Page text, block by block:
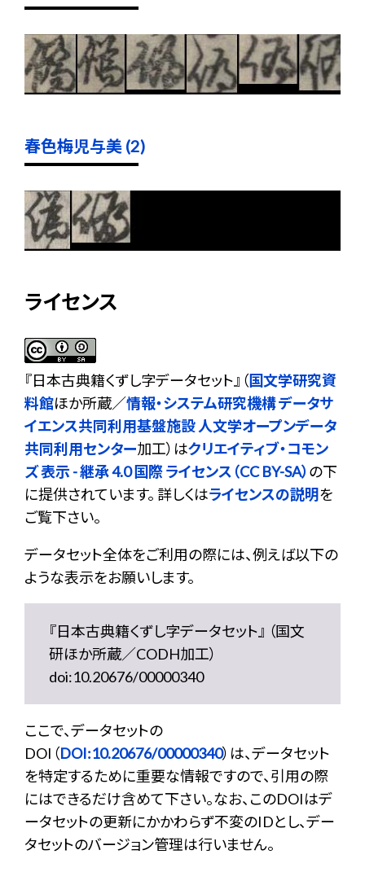
春色梅児与美 (2)
ライセンス
『日本古典籍くずし字データセット 』（国文学研究資
料館ほか所蔵／情報・システム研究機構 データサ
イエンス共同利用基盤施設 人文学オープンデータ
共同利用センター加工）はクリエイティブ・コモン
ズ 表示 - 継承 4.0 国際 ライセンス（CC BY-SA） の下
に提供されています。 詳しくはライセンスの説明を
ご覧下さい。
データセット全体をご利用の際には、例えば以下の
ような表示をお願いします。
『日本古典籍くずし字データセット』 （国文
研ほか所蔵／CODH加工）
doi:10.20676/00000340
ここで、データセットの
DOI（DOI:10.20676/00000340）は、データセット
を特定するために重要な情報ですので、引用の際
にはできるだけ含めて下さい。なお、このDOIはデ
ータセットの更新にかかわらず不変のIDとし、デー
タセットのバージョン管理は行いません。